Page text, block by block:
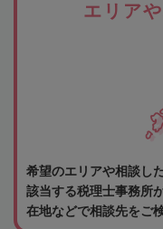
エリア
希望のエリアや相談し
該当する税理士事務所
在地などで相談先をご